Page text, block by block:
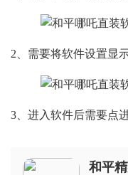
2、需要将软件设置显
3、进入软件后需要点
和平